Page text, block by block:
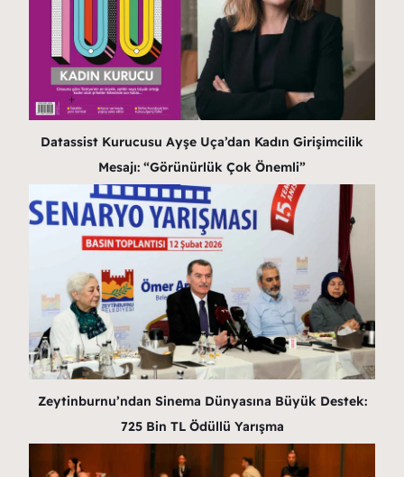
Datassist Kurucusu Ayşe Uça’dan Kadın Girişimcilik
Mesajı: “Görünürlük Çok Önemli”
Zeytinburnu’ndan Sinema Dünyasına Büyük Destek:
725 Bin TL Ödüllü Yarışma